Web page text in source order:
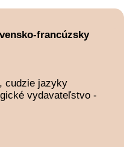
francúzsky
cudzie jazyky
vydavateľstvo -